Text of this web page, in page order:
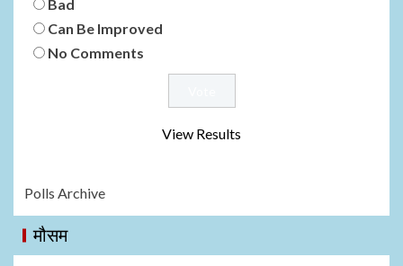
Bad
Can Be Improved
No Comments
View Results
Polls Archive
मौसम